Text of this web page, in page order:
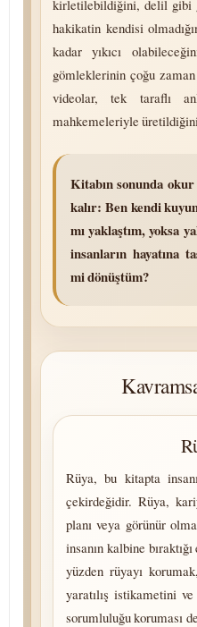
kirletilebildiğini, delil gibi
hakikatin kendisi
kadar yıkıcı
gömleklerinin çoğu
videolar, tek taraflı
mahkemeleriyle
Kitabın sonunda okur
kalır: Ben kendi
mı yaklaştım, yoksa
insanların hayatına
mi dönüştüm?
Rüya, bu kitapta
çekirdeğidir. Rüya,
planı veya görünür
insanın kalbine
yüzden rüyayı
yaratılış istikametini
sorumluluğu koruması